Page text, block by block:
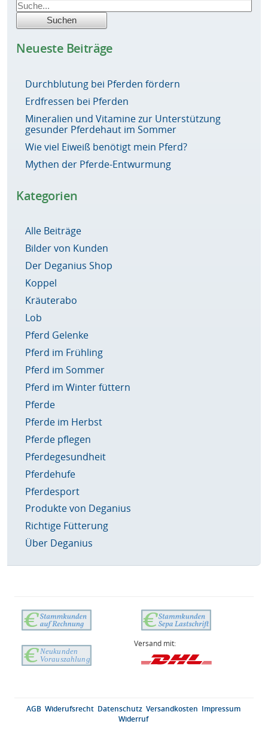
Neueste Beiträge
Durchblutung bei Pferden fördern
Erdfressen bei Pferden
Mineralien und Vitamine zur Unterstützung
gesunder Pferdehaut im Sommer
Wie viel Eiweiß benötigt mein Pferd?
Mythen der Pferde-Entwurmung
Kategorien
Alle Beiträge
Bilder von Kunden
Der Deganius Shop
Koppel
Kräuterabo
Lob
Pferd Gelenke
Pferd im Frühling
Pferd im Sommer
Pferd im Winter füttern
Pferde
Pferde im Herbst
Pferde pflegen
Pferdegesundheit
Pferdehufe
Pferdesport
Produkte von Deganius
Richtige Fütterung
Über Deganius
Versand mit:
AGB Widerufsrecht Datenschutz Versandkosten Impressum
Widerruf